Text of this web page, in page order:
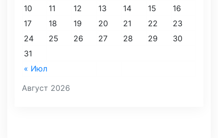
Август 2026
« Июл
10
11 12 13 14 15
16
17
18 19 20 21 22
23
24
25 26 27 28 29
30
31